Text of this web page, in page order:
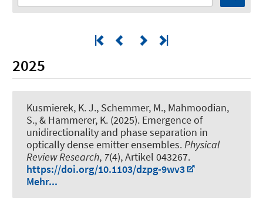
2025
Kusmierek, K. J., Schemmer, M., Mahmoodian,
S., & Hammerer, K. (2025). Emergence of
unidirectionality and phase separation in
optically dense emitter ensembles. Physical
Review Research, 7(4), Artikel 043267.
https://doi.org/10.1103/dzpg-9wv3
Mehr...